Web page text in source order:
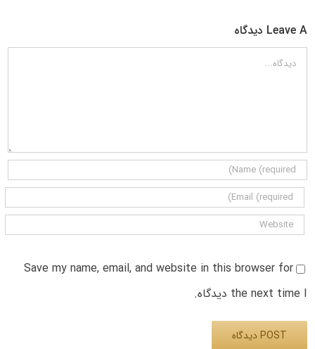
Leave A دیدگاه
دیدگاه
Save my name, email, and website in this browser for
the next time I دیدگاه.